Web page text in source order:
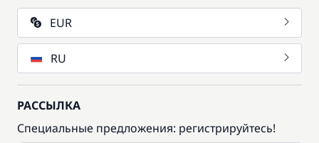
EUR
RU
РАССЫЛКА
Специальные предложения: регистрируйтесь!